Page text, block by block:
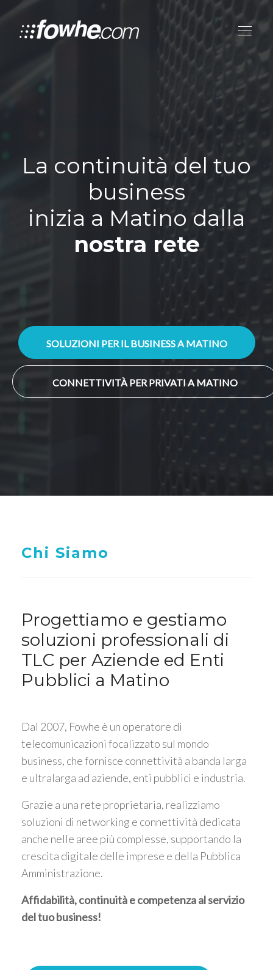
La continuità del tuo
business
inizia a Matino dalla
nostra rete
SOLUZIONI PER IL BUSINESS A MATINO
CONNETTIVITÀ PER PRIVATI A MATINO
Chi Siamo
Progettiamo e gestiamo
soluzioni professionali di
TLC per Aziende ed Enti
Pubblici a Matino
Dal 2007, Fowhe è un operatore di
telecomunicazioni focalizzato sul mondo
business, che fornisce connettività a banda larga
e ultralarga ad aziende, enti pubblici e industria.
Grazie a una rete proprietaria, realizziamo
soluzioni di networking e connettività dedicata
anche nelle aree più complesse, supportando la
crescita digitale delle imprese e della Pubblica
Amministrazione.
Affidabilità, continuità e competenza al servizio
del tuo business!